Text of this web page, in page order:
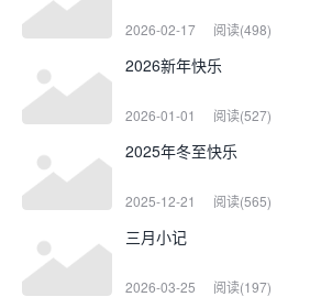
2026-02-17 阅读(498)
2026新年快乐
2026-01-01 阅读(527)
2025年冬至快乐
2025-12-21 阅读(565)
三月小记
2026-03-25 阅读(197)